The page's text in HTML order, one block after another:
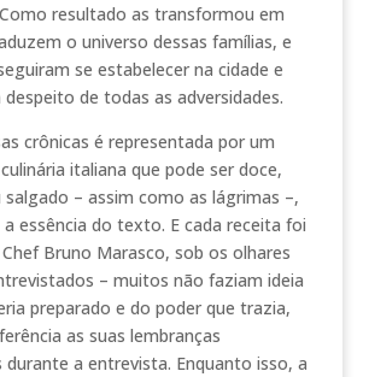
resultado as transformou em
o universo dessas famílias, e
se estabelecer na cidade e
de todas as adversidades.
crônicas é representada por um
italiana que pode ser doce,
– assim como as lágrimas –,
essência do texto. E cada receita foi
Bruno Marasco, sob os olhares
– muitos não faziam ideia
preparado e do poder que trazia,
as suas lembranças
a entrevista. Enquanto isso, a